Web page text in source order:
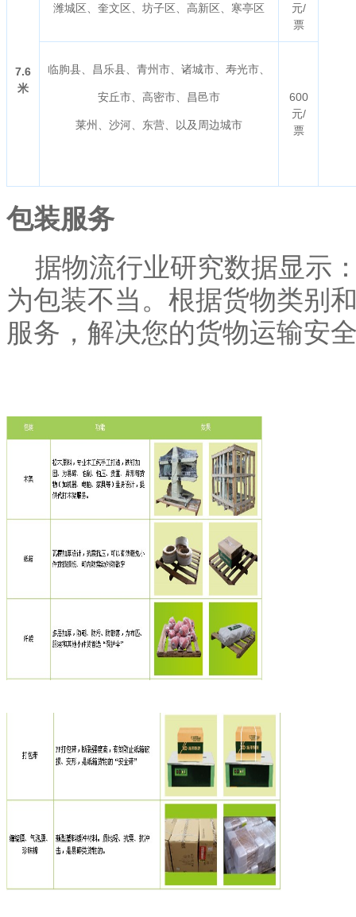
7.6
米
潍城区、奎文区、坊子区、高新区、寒亭区
元/
票
临朐县、昌乐县、青州市、诸城市、寿光市、
安丘市、高密市、昌邑市
莱州、沙河、东营、以及周边城市
600
元/
票
包装服务
据物流行业研究数据显示
为包装不当。根据货物类别
服务，解决您的货物运输安